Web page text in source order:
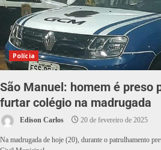
Polícia
São Manuel: homem é preso
furtar colégio na madrugada
Edison Carlos 20 de fevereiro de 2025
Na madrugada de hoje (20), durante o patrulhamento